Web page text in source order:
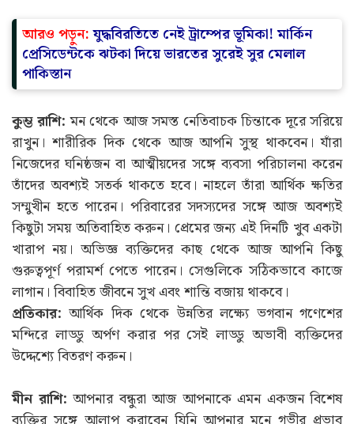
আরও পড়ুন:যুদ্ধবিরতিতে নেই ট্রাম্পের ভূমিকা! মার্কিন
প্রেসিডেন্টকে ঝটকা দিয়ে ভারতের সুরেই সুর মেলাল
পাকিস্তান
কুম্ভ রাশি: মন থেকে আজ সমস্ত নেতিবাচক চিন্তাকে দূরে সরিয়ে
রাখুন। শারীরিক দিক থেকে আজ আপনি সুস্থ থাকবেন। যাঁরা
নিজেদের ঘনিষ্ঠজন বা আত্মীয়দের সঙ্গে ব্যবসা পরিচালনা করেন
তাঁদের অবশ্যই সতর্ক থাকতে হবে। নাহলে তাঁরা আর্থিক ক্ষতির
সম্মুখীন হতে পারেন। পরিবারের সদস্যদের সঙ্গে আজ অবশ্যই
কিছুটা সময় অতিবাহিত করুন। প্রেমের জন্য এই দিনটি খুব একটা
খারাপ নয়। অভিজ্ঞ ব্যক্তিদের কাছ থেকে আজ আপনি কিছু
গুরুত্বপূর্ণ পরামর্শ পেতে পারেন। সেগুলিকে সঠিকভাবে কাজে
লাগান। বিবাহিত জীবনে সুখ এবং শান্তি বজায় থাকবে।
প্রতিকার: আর্থিক দিক থেকে উন্নতির লক্ষ্যে ভগবান গণেশের
মন্দিরে লাড্ডু অর্পণ করার পর সেই লাড্ডু অভাবী ব্যক্তিদের
উদ্দেশ্যে বিতরণ করুন।
মীন রাশি: আপনার বন্ধুরা আজ আপনাকে এমন একজন বিশেষ